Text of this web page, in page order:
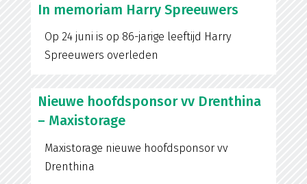
In memoriam Harry Spreeuwers
Op 24 juni is op 86-jarige leeftijd Harry
Spreeuwers overleden
Nieuwe hoofdsponsor vv Drenthina
– Maxistorage
Maxistorage nieuwe hoofdsponsor vv
Drenthina